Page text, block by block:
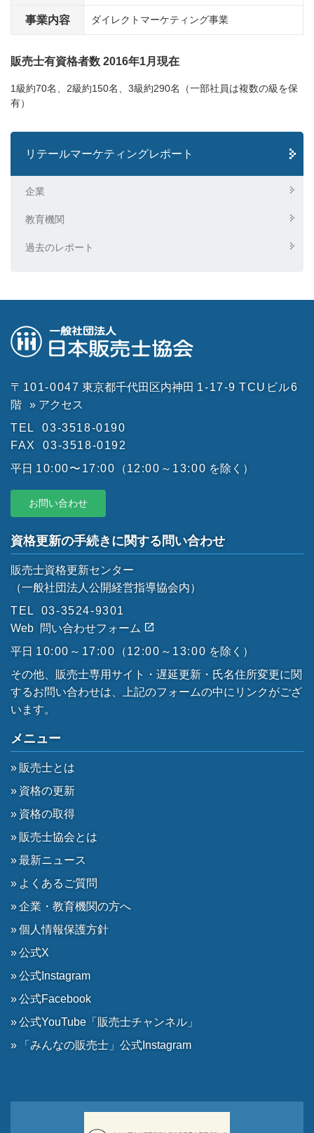
事業内容 ダイレクトマーケティング事業
販売士有資格者数 2016年1月現在
1級約70名、2級約150名、3級約290名（一部社員は複数の級を保
有）
リテールマーケティングレポート
企業
教育機関
過去のレポート
〒101-0047 東京都千代田区内神田 1-17-9 TCUビル6
階
» アクセス
TEL
03-3518-0190
FAX
03-3518-0192
平日 10:00〜17:00 （12:00～13:00 を除く）
お問い合わせ
資格更新の手続きに関する問い合わせ
販売士資格更新センター
（一般社団法人公開経営指導協会内）
TEL
03-3524-9301
Web
問い合わせフォーム
平日 10:00～17:00 （12:00～13:00 を除く）
その他、販売士専用サイト・遅延更新・氏名住所変更に関
するお問い合わせは、上記のフォームの中にリンクがござ
います。
メニュー
販売士とは
資格の更新
資格の取得
販売士協会とは
最新ニュース
よくあるご質問
企業・教育機関の方へ
個人情報保護方針
公式X
公式Instagram
公式Facebook
公式YouTube「販売士チャンネル」
「みんなの販売士」公式Instagram